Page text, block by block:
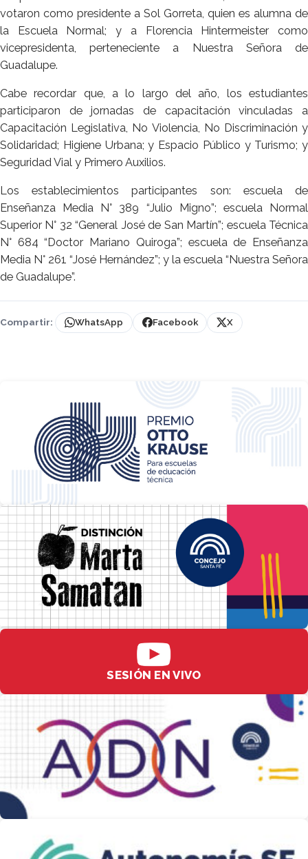
votaron como presidente a Sol Gorreta, quien es alumna de
la Escuela Normal; y a Florencia Hintermeister como
vicepresidenta, perteneciente a Nuestra Señora de
Guadalupe.
Cabe recordar que, a lo largo del año, los estudiantes
participaron de jornadas de capacitación vinculadas a
Capacitación Legislativa, No Violencia, No Discriminación y
Solidaridad; Higiene Urbana; y Espacio Público y Turismo; y
Seguridad Vial y Primero Auxilios.
Los establecimientos participantes son: escuela de
Enseñanza Media N° 389 “Julio Migno”; escuela Normal
Superior N° 32 “General José de San Martín”; escuela Técnica
N° 684 “Doctor Mariano Quiroga”; escuela de Enseñanza
Media N° 261 “José Hernández”; y la escuela “Nuestra Señora
de Guadalupe”.
Compartir: WhatsApp Facebook X
SESIÓN EN VIVO